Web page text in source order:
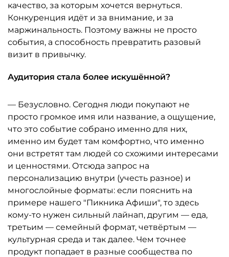
качество, за которым хочется вернуться.
Конкуренция идёт и за внимание, и за
маржинальность. Поэтому важны не просто
события, а способность превратить разовый
визит в привычку.
Аудитория стала более искушённой?
— Безусловно. Сегодня люди покупают не
просто громкое имя или название, а ощущение,
что это событие собрано именно для них,
именно им будет там комфортно, что именно
они встретят там людей со схожими интересами
и ценностями. Отсюда запрос на
персонализацию внутри (учесть разное) и
многослойные форматы: если пояснить на
примере нашего "Пикника Афиши", то здесь
кому-то нужен сильный лайнап, другим — еда,
третьим — семейный формат, четвёртым —
культурная среда и так далее. Чем точнее
продукт попадает в разные сообщества по